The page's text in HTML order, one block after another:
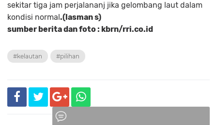
sekitar tiga jam perjalananj jika gelombang laut dalam
kondisi normal.(lasman s)
sumber berita dan foto : kbrn/rri.co.id
#kelautan #pilihan